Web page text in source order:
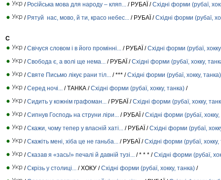
/ Російська мова для народу – кляп... / РУБАЇ /Східні форми (рубаї,
/ Рятуй нас, мово, й ти, красо небес... / РУБАЇ /Східні форми (рубаї,
С
/Свічуся словом і в його промінні... / РУБАЇ /Східні форми (рубаї,
/Свобода є, а волі ще нема... / РУБАЇ /Східні форми (рубаї, хокку,
/Святе Письмо лікує рани тіл... / *** /Східні форми (рубаї, хокку, танка)
/Серед ночі... / ТАНКА /Східні форми (рубаї, хокку, танка) /
/Сидить у кожнім графоман... / РУБАЇ /Східні форми (рубаї, хокку,
/Сипнув Господь на струни ліри... / РУБАЇ /Східні форми (рубаї,
/Скажи, чому тепер у власній хаті... / РУБАЇ /Східні форми (рубаї,
/Скажіть мені, хіба це не ганьба... / РУБАЇ /Східні форми (рубаї, хокку,
/Сказав я «зась!» печалі й давній тузі... / * * * /Східні форми (рубаї,
/Скрізь у столиці... / ХОКУ /Східні форми (рубаї, хокку, танка) /